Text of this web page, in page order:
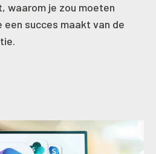
waarom je zou moeten
een succes maakt van de